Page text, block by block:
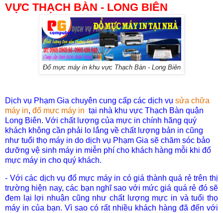
VỰC THẠCH BÀN - LONG BIÊN
Đổ mực máy in khu vực Thạch Bàn - Long Biên
Dịch vụ Phạm Gia chuyên cung cấp các dịch vụ sửa chữa
máy in, đổ mực máy in tại nhà khu vực Thạch Bàn quận
Long Biên. Với chất lượng của mực in chính hãng quý
khách không cần phải lo lắng về chất lượng bản in cũng
như tuổi thọ máy in do dịch vụ Phạm Gia sẽ chăm sóc bảo
dưỡng vệ sinh máy in miễn phí cho khách hàng mỗi khi đổ
mực máy in cho quý khách.
- Với các dịch vụ đổ mực máy in có giá thành quá rẻ trên thị
trường hiện nay, các bạn nghĩ sao với mức giá quá rẻ đó sẽ
đem lại lợi nhuận cũng như chất lượng mực in và tuổi thọ
máy in của bạn. Vì sao có rất nhiều khách hàng đã đến với